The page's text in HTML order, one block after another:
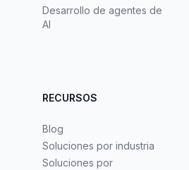
Desarrollo de agentes de
AI
RECURSOS
Blog
Soluciones por industria
Soluciones por